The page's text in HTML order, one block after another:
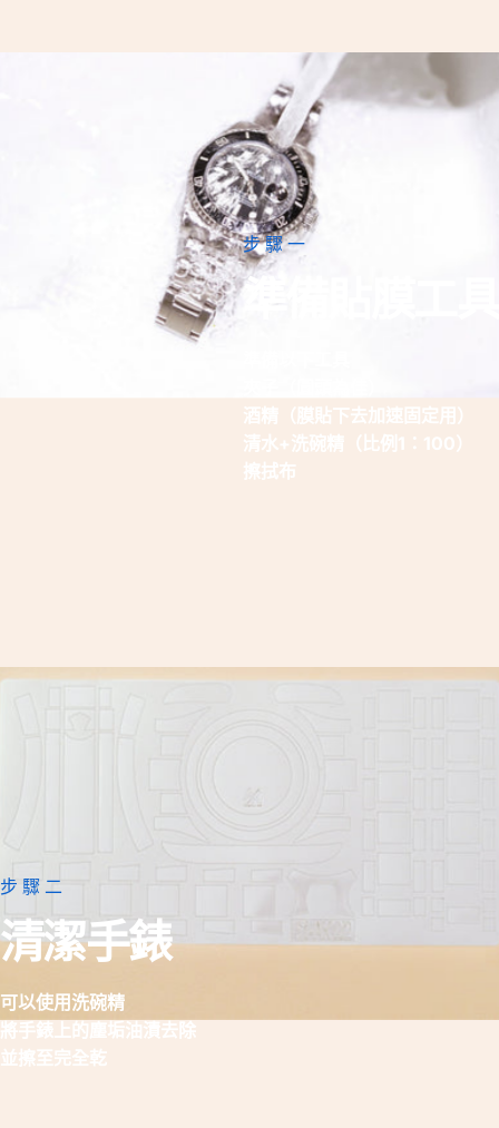
步驟一
準備貼膜工具
酒精（膜貼下去加速固定用）
清水+洗碗精（比例1：100）
擦拭布
步驟二
清潔手錶
可以使用洗碗精
將手錶上的塵垢油漬去除
並擦至完全乾